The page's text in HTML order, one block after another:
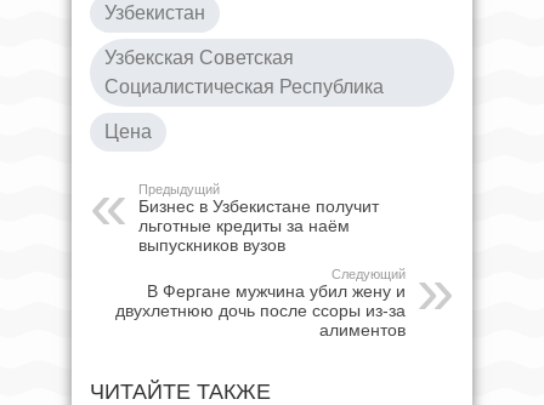
Узбекистан
Узбекская Советская
Социалистическая Республика
Цена
Предыдущий
Бизнес в Узбекистане получит
льготные кредиты за наём
выпускников вузов
Следующий
В Фергане мужчина убил жену и
двухлетнюю дочь после ссоры из-за
алиментов
ЧИТАЙТЕ ТАКЖЕ